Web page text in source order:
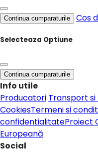
Continua cumparaturile Cos
Selecteaza Optiune
Continua cumparaturile
Info utile
Producatori Transport
CookiesTermeni si
confidentialitateProiect
Europeană
Social